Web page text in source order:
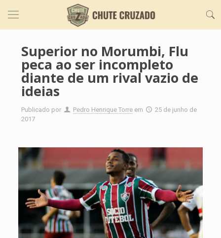
Superior no Morumbi, Flu
peca ao ser incompleto
diante de um rival vazio de
ideias
Publicado por Pedro Henrique Torre em
25 de junho de
2017